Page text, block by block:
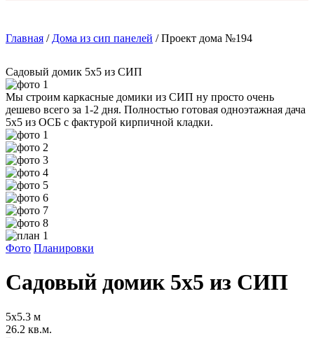
Главная / Дома из сип панелей /Проект дома №194
Садовый домик 5х5 из СИП
Мы строим каркасные домики из СИП ну просто очень
дешево всего за 1-2 дня. Полностью готовая одноэтажная дача
5х5 из ОСБ с фактурой кирпичной кладки.
Фото Планировки
Садовый домик 5х5 из СИП
5х5.3 м
26.2 кв.м.